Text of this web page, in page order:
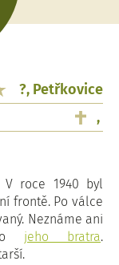
?, Petřkovice
,
roce 1940 byl
frontě. Po válce
Neznáme ani
jeho bratra.